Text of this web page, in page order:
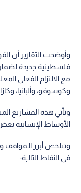
وأوضحت التقارير أن
فلسطينية جديدة لضمان
مع الالتزام الفعلي
وكوسوفو، وألبانيا،
وتأتي هذه المشاريع
الأوساط الإنسانية
وتتلخص أبرز الـمواقف
في النقاط التالية: